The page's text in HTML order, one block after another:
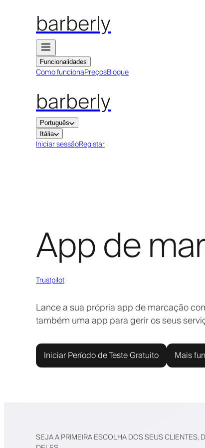
barberly
Funcionalidades
Como funcionaPreçosBlogue
barberly
Português
Itália
Iniciar sessãoRegistar
App de
Trustpilot
Lance a sua própria app de marcação
também uma app para gerir os seus
Iniciar Período de Teste Gratuito Mais
SEJA A PRIMEIRA ESCOLHA DOS SEUS CLIENTES,